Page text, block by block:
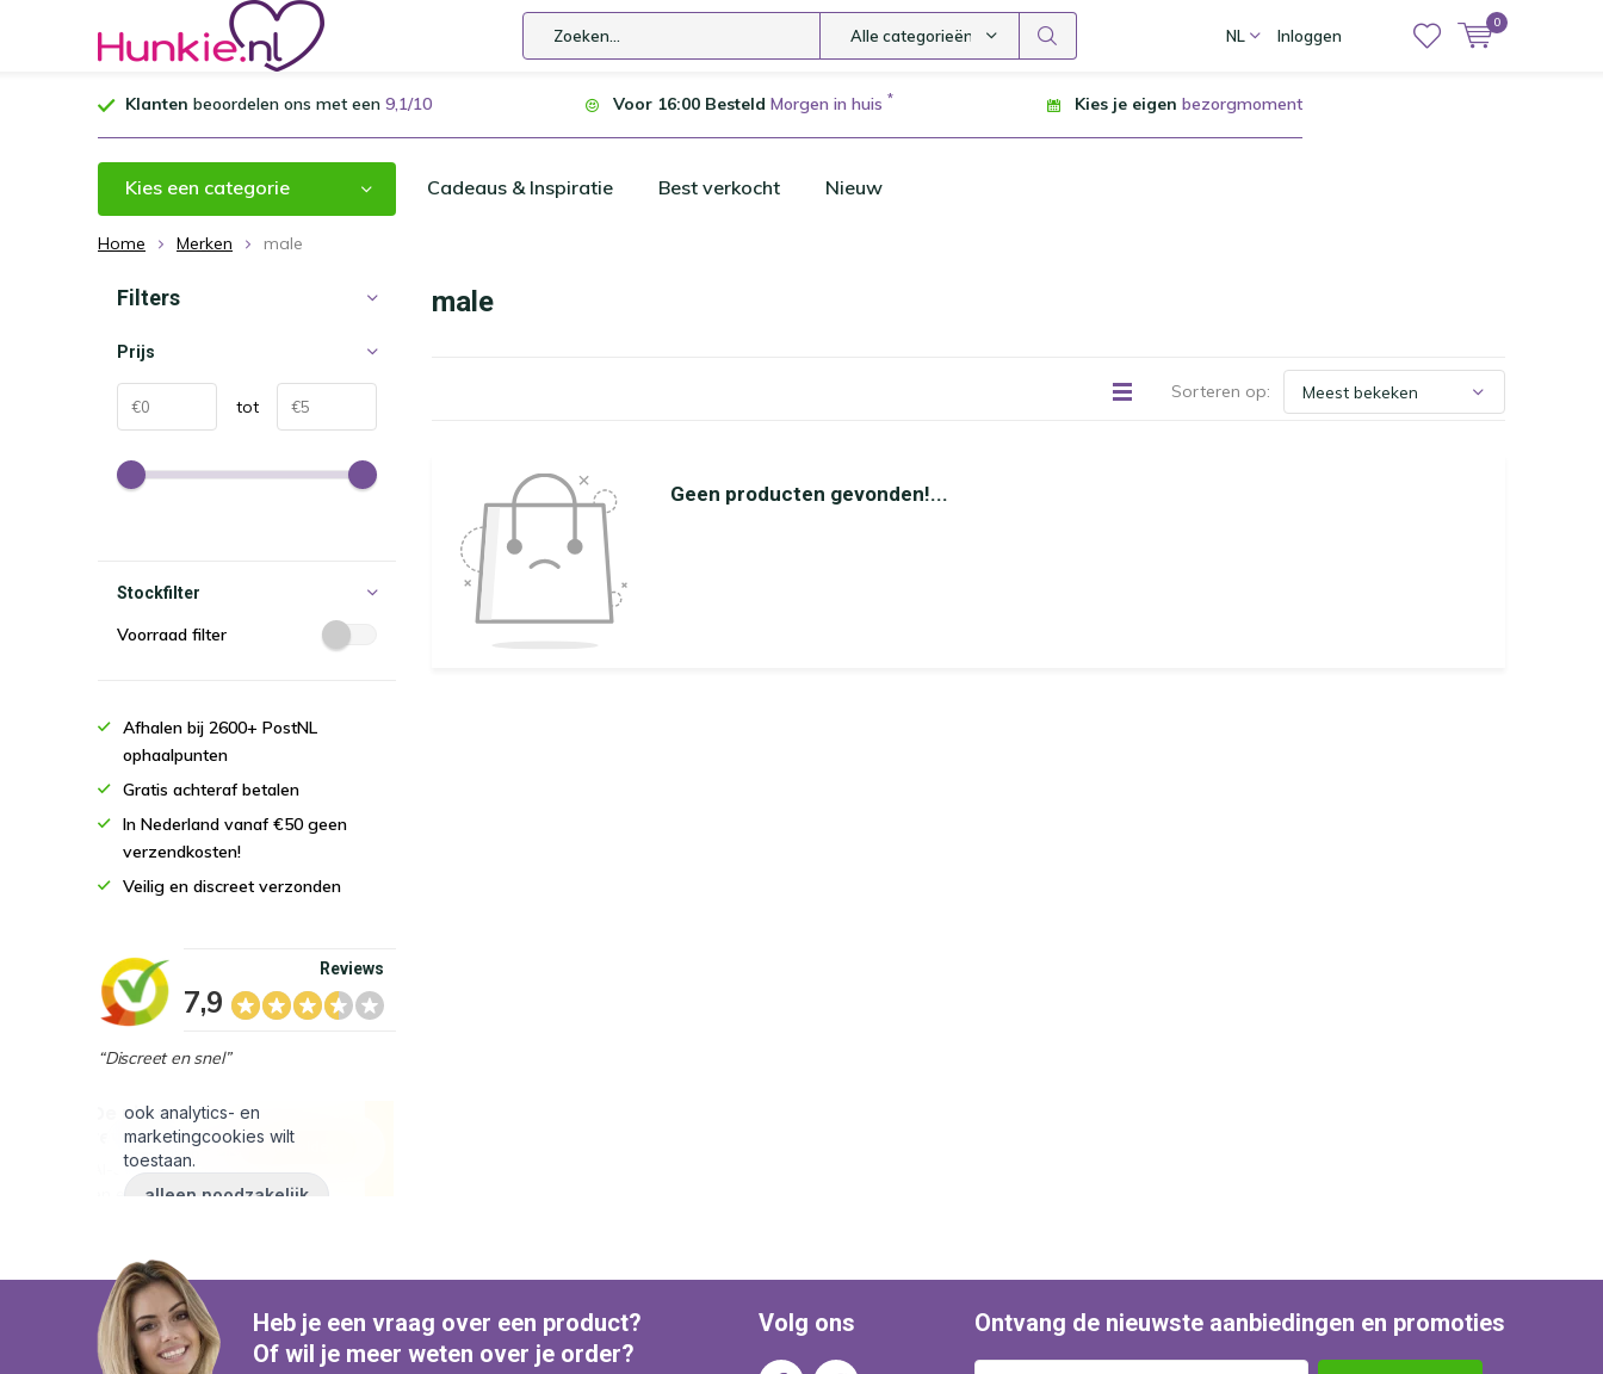
Alle categorieën NL Inloggen
0
Klanten beoordelen ons met een 9,1/10 Voor 16:00 Besteld Morgen in huis * Kies je eigen bezorgmoment
Kies een categorie Cadeaus & Inspiratie Best verkocht Nieuw
Home Merken male
male
Sorteren op:
Geen producten gevonden!...
Filters
Prijs
tot
Stockfilter
Voorraad filter
Afhalen bij 2600+ PostNL
ophaalpunten
Gratis achteraf betalen
In Nederland vanaf €50 geen
verzendkosten!
Veilig en discreet verzonden
7,9
Reviews
“Discreet en snel”
Heb je een vraag over een product?
Of wil je meer weten over je order?
Volg ons Ontvang de nieuwste aanbiedingen en promoties